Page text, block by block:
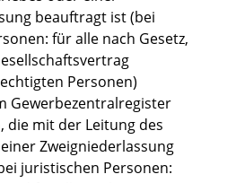
beauftragt ist (bei
für alle nach Gesetz,
Personen)
Gewerbezentralregister
die mit der Leitung des
Zweigniederlassung
juristischen Personen: